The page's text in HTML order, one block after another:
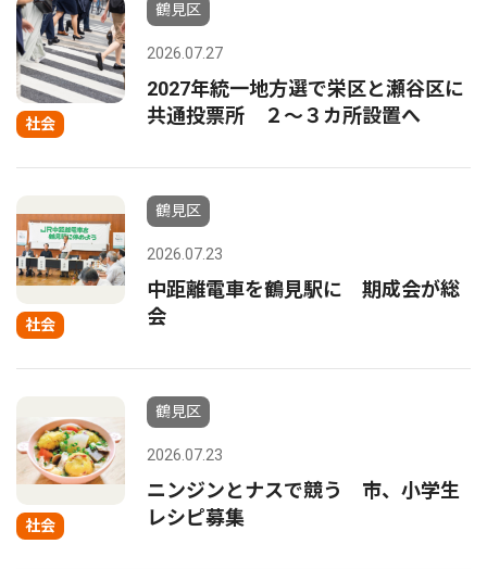
社会
鶴見区
2026.07.27
2027年統一地方選で栄区と瀬谷区に
共通投票所 ２〜３カ所設置へ
社会
鶴見区
2026.07.23
中距離電車を鶴見駅に 期成会が総
会
社会
鶴見区
2026.07.23
ニンジンとナスで競う 市、小学生
レシピ募集